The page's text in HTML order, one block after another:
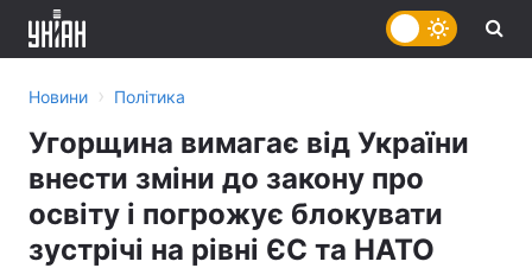
Новини › Політика
Угорщина вимагає від України
внести зміни до закону про
освіту і погрожує блокувати
зустрічі на рівні ЄС та НАТО